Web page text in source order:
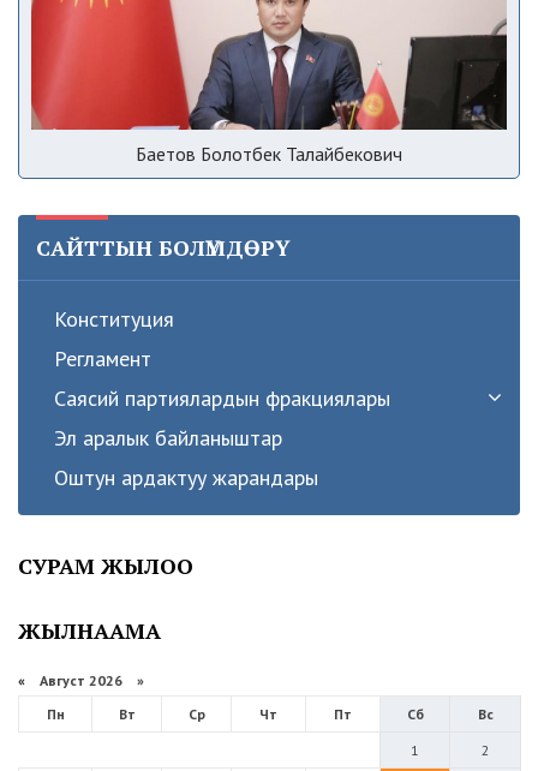
Баетов Болотбек Талайбекович
САЙТТЫН БОЛҮМДӨРҮ
Конституция
Регламент
Саясий партиялардын фракциялары
Эл аралык байланыштар
Оштун ардактуу жарандары
СУРАМ ЖЫЛОО
ЖЫЛНААМА
« Август 2026 »
Пн
Вт Ср Чт Пт Сб
Вс
1
2